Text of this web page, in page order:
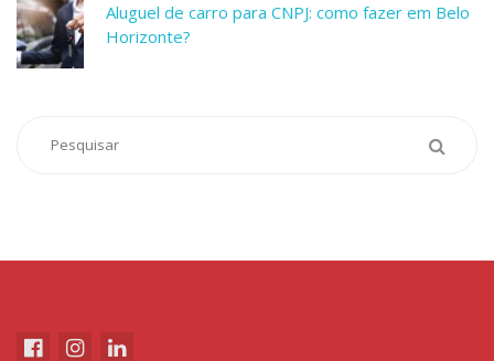
Aluguel de carro para CNPJ: como fazer em Belo
Horizonte?